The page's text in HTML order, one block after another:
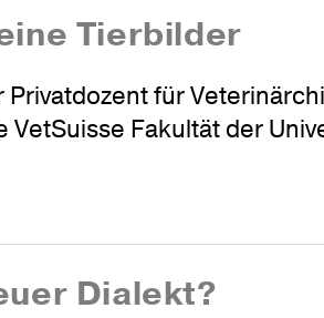
Tierbilder
für
Fakultät der
Dialekt?